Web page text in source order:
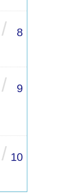
/ 8
/ 9
/ 10